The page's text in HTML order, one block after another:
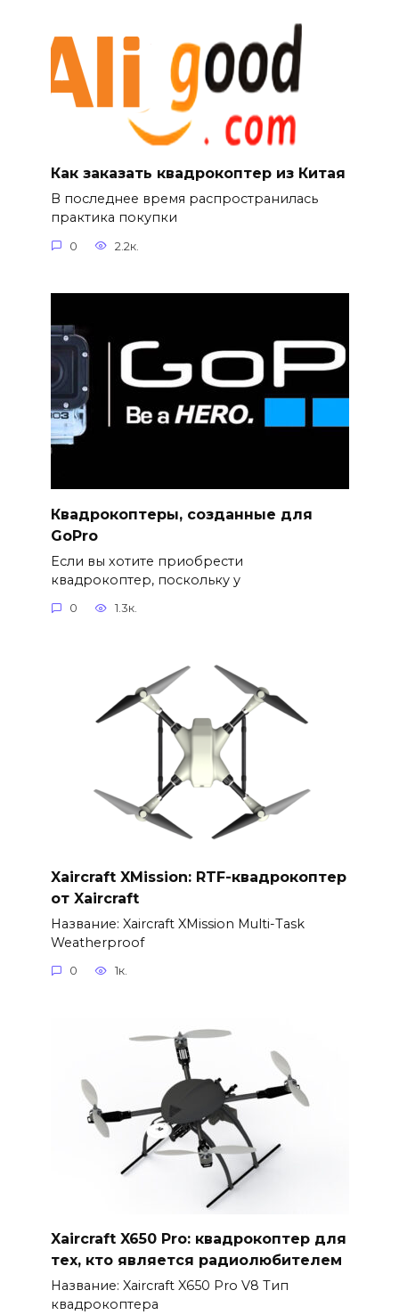
Как заказать квадрокоптер из Китая
В последнее время распространилась
практика покупки
0 2.2к.
Квадрокоптеры, созданные для
GoPro
Если вы хотите приобрести
квадрокоптер, поскольку у
0 1.3к.
Xaircraft XMission: RTF-квадрокоптер
от Xaircraft
Название: Xaircraft XMission Multi-Task
Weatherproof
0 1к.
Xaircraft X650 Pro: квадрокоптер для
тех, кто является радиолюбителем
Название: Xaircraft X650 Pro V8 Тип
квадрокоптера